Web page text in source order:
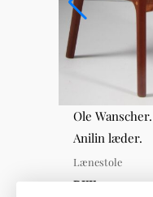
Ole
Anilin læder.
Lænestole
DKK 7.000,00